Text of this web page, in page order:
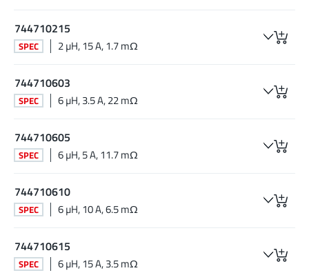
744710215
SPEC 2 µH, 15 A, 1.7 mΩ
744710603
SPEC 6 µH, 3.5 A, 22 mΩ
744710605
SPEC 6 µH, 5 A, 11.7 mΩ
744710610
SPEC 6 µH, 10 A, 6.5 mΩ
744710615
SPEC 6 µH, 15 A, 3.5 mΩ